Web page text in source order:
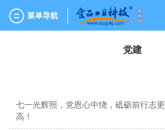
菜单导航
党建
七一光辉照，党恩心中绕，砥砺前行志更
高！